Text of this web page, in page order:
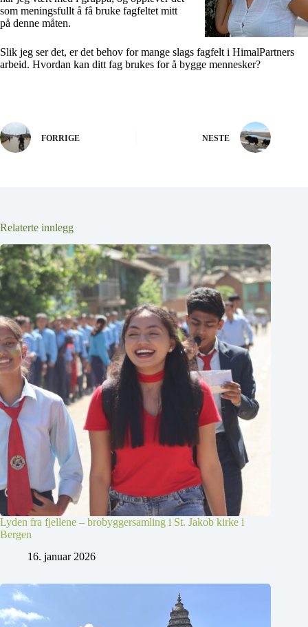
som meningsfullt å få bruke fagfeltet mitt
på denne måten.
Slik jeg ser det, er det behov for mange slags fagfelt i HimalPartners
arbeid. Hvordan kan ditt fag brukes for å bygge mennesker?
FORRIGE NESTE
Relaterte innlegg
Lyden fra fjellene – brobyggersamling i St. Jakob kirke i
Bergen
16. januar 2026